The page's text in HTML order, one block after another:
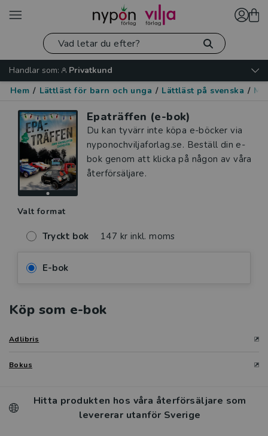
Handlar som:
Privatkund
Hem / Lättläst för barn och unga / Lättläst på svenska /
Epaträffen (e-bok)
Du kan tyvärr inte köpa e-böcker via
nyponochviljaforlag.se. Beställ din e-
bok genom att klicka på någon av våra
återförsäljare.
Valt format
Tryckt bok 147 kr inkl. moms
E-bok
Köp som e-bok
Adlibris
Bokus
Hitta produkten hos våra återförsäljare som
levererar utanför Sverige